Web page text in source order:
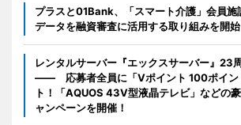
プラスと01Bank、「スマート介護」会員施
データを融資審査に活用する取り組みを開始
レンタルサーバー『エックスサーバー』23
―― 応募者全員に「Vポイント 100ポイン
ト！「AQUOS 43V型液晶テレビ」などの
ャンペーンを開催！